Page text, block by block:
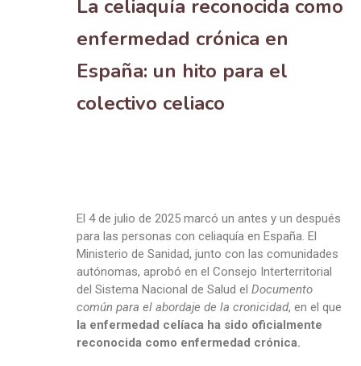
La celiaquía reconocida como
enfermedad crónica en
España: un hito para el
colectivo celiaco
El 4 de julio de 2025 marcó un antes y un después
para las personas con celiaquía en España. El
Ministerio de Sanidad, junto con las comunidades
autónomas, aprobó en el Consejo Interterritorial
del Sistema Nacional de Salud el Documento
común para el abordaje de la cronicidad, en el que
la enfermedad celíaca ha sido oficialmente
reconocida como enfermedad crónica.